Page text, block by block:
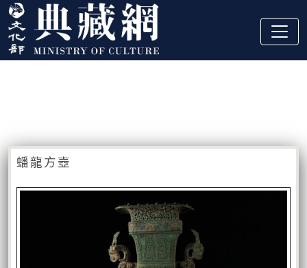
跳到主要內容
:::
蟠龍方壺